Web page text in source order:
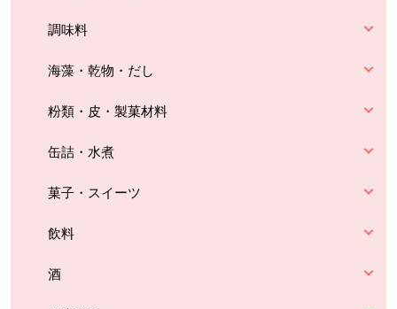
調味料
海藻・乾物・だし
粉類・皮・製菓材料
缶詰・水煮
菓子・スイーツ
飲料
酒